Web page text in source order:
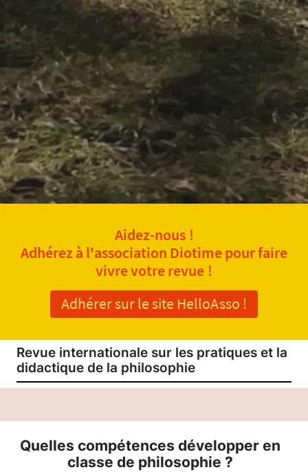
Aidez-nous !
Adhérez à l'association Diotime pour faire
vivre votre revue !
Adhérer sur le site HelloAsso !
Revue internationale sur les pratiques et la
didactique de la philosophie
Quelles compétences développer en
classe de philosophie ?